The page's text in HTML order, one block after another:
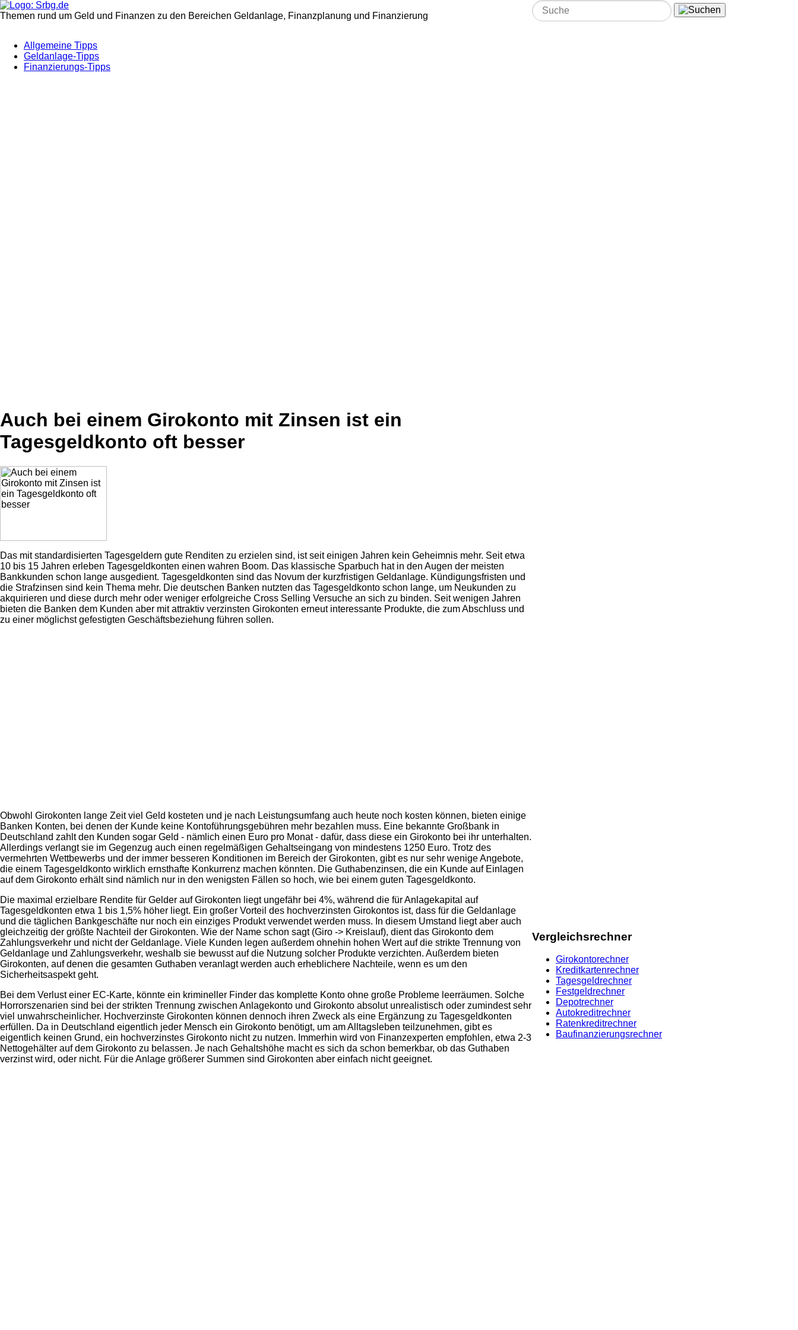
Themen rund um Geld und Finanzen zu den Bereichen Geldanlage, Finanzplanung und Finanzierung
Allgemeine Tipps
Geldanlage-Tipps
Finanzierungs-Tipps
Auch bei einem Girokonto mit Zinsen ist ein
Tagesgeldkonto oft besser
Das mit standardisierten Tagesgeldern gute Renditen zu erzielen sind, ist seit einigen Jahren kein Geheimnis mehr. Seit etwa
10 bis 15 Jahren erleben Tagesgeldkonten einen wahren Boom. Das klassische Sparbuch hat in den Augen der meisten
Bankkunden schon lange ausgedient. Tagesgeldkonten sind das Novum der kurzfristigen Geldanlage. Kündigungsfristen und
die Strafzinsen sind kein Thema mehr. Die deutschen Banken nutzten das Tagesgeldkonto schon lange, um Neukunden zu
akquirieren und diese durch mehr oder weniger erfolgreiche Cross Selling Versuche an sich zu binden. Seit wenigen Jahren
bieten die Banken dem Kunden aber mit attraktiv verzinsten Girokonten erneut interessante Produkte, die zum Abschluss und
zu einer möglichst gefestigten Geschäftsbeziehung führen sollen.
Obwohl Girokonten lange Zeit viel Geld kosteten und je nach Leistungsumfang auch heute noch kosten können, bieten einige
Banken Konten, bei denen der Kunde keine Kontoführungsgebühren mehr bezahlen muss. Eine bekannte Großbank in
Deutschland zahlt den Kunden sogar Geld - nämlich einen Euro pro Monat - dafür, dass diese ein Girokonto bei ihr unterhalten.
Allerdings verlangt sie im Gegenzug auch einen regelmäßigen Gehaltseingang von mindestens 1250 Euro. Trotz des
vermehrten Wettbewerbs und der immer besseren Konditionen im Bereich der Girokonten, gibt es nur sehr wenige Angebote,
die einem Tagesgeldkonto wirklich ernsthafte Konkurrenz machen könnten. Die Guthabenzinsen, die ein Kunde auf Einlagen
auf dem Girokonto erhält sind nämlich nur in den wenigsten Fällen so hoch, wie bei einem guten Tagesgeldkonto.
Die maximal erzielbare Rendite für Gelder auf Girokonten liegt ungefähr bei 4%, während die für Anlagekapital auf
Tagesgeldkonten etwa 1 bis 1,5% höher liegt. Ein großer Vorteil des hochverzinsten Girokontos ist, dass für die Geldanlage
und die täglichen Bankgeschäfte nur noch ein einziges Produkt verwendet werden muss. In diesem Umstand liegt aber auch
gleichzeitig der größte Nachteil der Girokonten. Wie der Name schon sagt (Giro -> Kreislauf), dient das Girokonto dem
Zahlungsverkehr und nicht der Geldanlage. Viele Kunden legen außerdem ohnehin hohen Wert auf die strikte Trennung von
Geldanlage und Zahlungsverkehr, weshalb sie bewusst auf die Nutzung solcher Produkte verzichten. Außerdem bieten
Girokonten, auf denen die gesamten Guthaben veranlagt werden auch erheblichere Nachteile, wenn es um den
Sicherheitsaspekt geht.
Bei dem Verlust einer EC-Karte, könnte ein krimineller Finder das komplette Konto ohne große Probleme leerräumen. Solche
Horrorszenarien sind bei der strikten Trennung zwischen Anlagekonto und Girokonto absolut unrealistisch oder zumindest sehr
viel unwahrscheinlicher. Hochverzinste Girokonten können dennoch ihren Zweck als eine Ergänzung zu Tagesgeldkonten
erfüllen. Da in Deutschland eigentlich jeder Mensch ein Girokonto benötigt, um am Alltagsleben teilzunehmen, gibt es
eigentlich keinen Grund, ein hochverzinstes Girokonto nicht zu nutzen. Immerhin wird von Finanzexperten empfohlen, etwa 2-3
Nettogehälter auf dem Girokonto zu belassen. Je nach Gehaltshöhe macht es sich da schon bemerkbar, ob das Guthaben
verzinst wird, oder nicht. Für die Anlage größerer Summen sind Girokonten aber einfach nicht geeignet.
Vergleichsrechner
Girokontorechner
Kreditkartenrechner
Tagesgeldrechner
Festgeldrechner
Depotrechner
Autokreditrechner
Ratenkreditrechner
Baufinanzierungsrechner